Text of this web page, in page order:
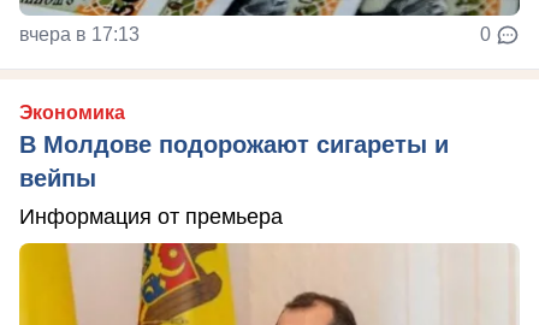
вчера в 17:13 0
Экономика
В Молдове подорожают сигареты и
вейпы
Информация от премьера